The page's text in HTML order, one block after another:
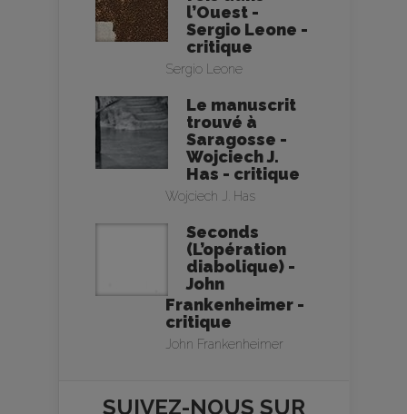
l’Ouest -
Sergio Leone -
critique
Sergio Leone
Le manuscrit
trouvé à
Saragosse -
Wojciech J.
Has - critique
Wojciech J. Has
Seconds
(L’opération
diabolique) -
John
Frankenheimer -
critique
John Frankenheimer
SUIVEZ-NOUS SUR